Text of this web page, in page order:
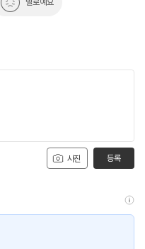
사진 등록